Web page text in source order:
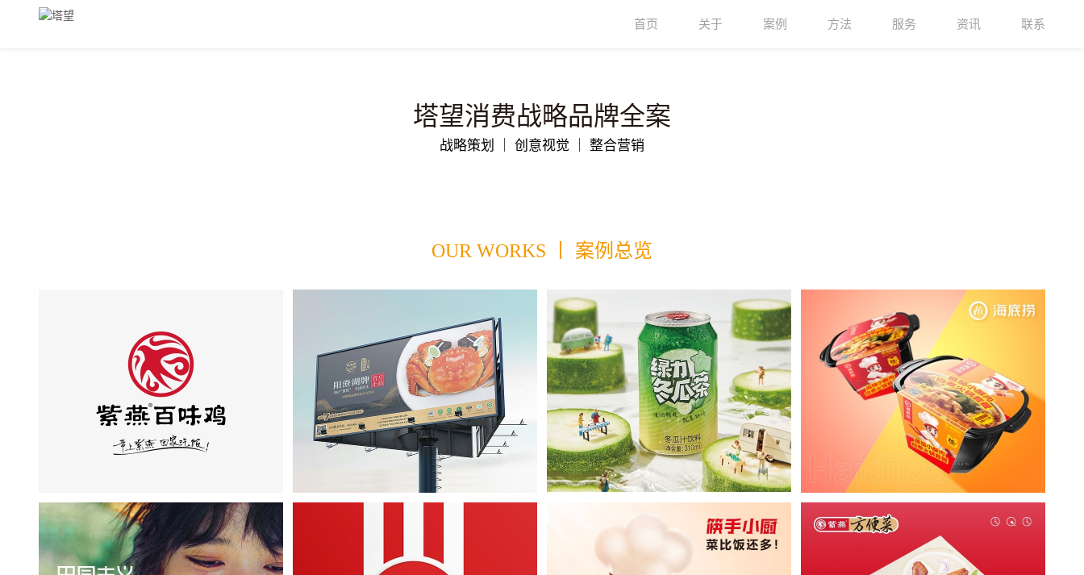
首页 关于 案例 方法 服务 资讯 联系
塔望消费战略品牌全案
战略策划 ｜ 创意视觉 ｜ 整合营销
OUR WORKS 丨 案例总览